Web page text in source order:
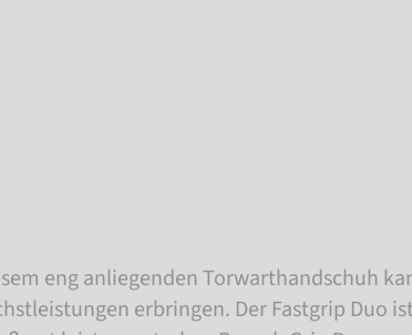
eng anliegenden Torwarthandschuh
erbringen. Der Fastgrip Duo